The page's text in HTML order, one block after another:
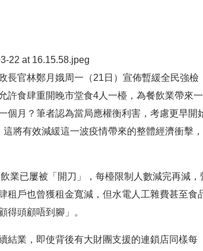
長官林鄭月娥周一（21日）宣佈暫緩全民強
許食肆重開晚市堂食4人一檯，為餐飲業帶來
個月？筆者認為當局應權衡利害，考慮更早
將有效減緩這一波疫情帶來的整體經濟衝擊
業已屢被「開刀」，每檯限制人數減完再減
租戶也曾獲租金寬減，但水電人工雜費甚至食
得頭顧唔到腳」。
結業，即使背後有大財團支援的連鎖店同樣